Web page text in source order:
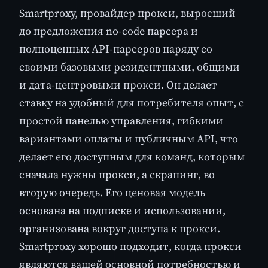
Smartproxy, провайдер прокси, выросший
до предложения no-code парсера и
полноценных API-парсеров наряду со
своими базовыми резидентными, общими
и дата-центровыми прокси. Он делает
ставку на удобный для потребителя опыт, с
простой панелью управления, гибкими
вариантами оплаты и публичным API, что
делает его доступным для команд, которым
сначала нужны прокси, а скрапинг, во
вторую очередь. Его ценовая модель
основана на подписке и использовании,
организована вокруг доступа к прокси.
Smartproxy хорошо подходит, когда прокси
являются вашей основной потребностью и